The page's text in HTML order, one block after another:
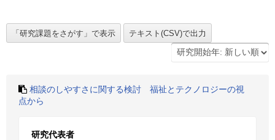
相談のしやすさに関する検討 福祉とテクノロジーの視
点から
研究代表者